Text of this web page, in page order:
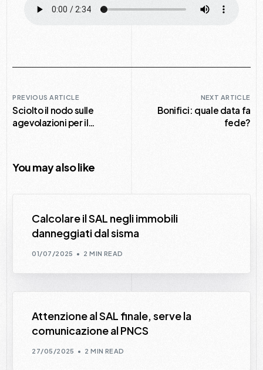
PREVIOUS ARTICLE
Sciolto il nodo sulle
agevolazioni per il
NEXT ARTICLE
Bonifici: quale data fa
fede?
You may also like
Calcolare il SAL negli immobili
danneggiati dal sisma
01/07/2025 2 MIN READ
Attenzione al SAL finale, serve la
comunicazione al PNCS
27/05/2025 2 MIN READ